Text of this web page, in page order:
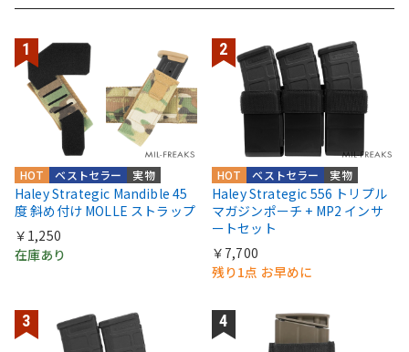
実物
ベストセラー
HOT
Haley Strategic Mandible 45
度 斜め付け MOLLE ストラップ
￥1,250
在庫あり
実物
ベストセラー
HOT
Haley Strategic 556 トリプル
マガジンポーチ + MP2 インサ
ートセット
￥7,700
残り1点 お早めに